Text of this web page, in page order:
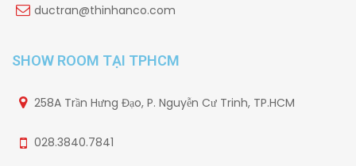
ductran@thinhanco.com
SHOW ROOM TẠI TPHCM
258A Trần Hưng Đạo, P. Nguyễn Cư Trinh, TP.HCM
028.3840.7841